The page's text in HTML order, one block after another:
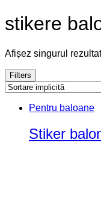
stikere
Afișez singurul rezultat
Filters
Pentru baloane
Stiker